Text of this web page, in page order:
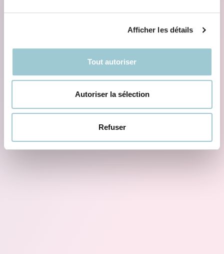
Afficher les détails
Tout autoriser
Autoriser la sélection
Refuser